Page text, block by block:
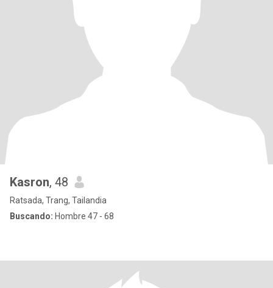
Kasron, 48
Ratsada, Trang, Tailandia
Buscando: Hombre 47 - 68